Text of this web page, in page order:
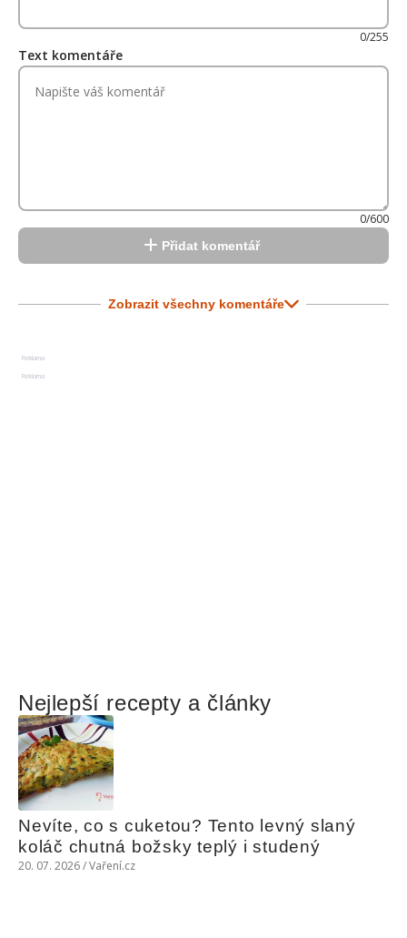
0/255
Text komentáře
0/600
Přidat komentář
Zobrazit všechny komentáře
Reklama
Reklama
Nejlepší recepty a články
Nevíte, co s cuketou? Tento levný slaný
koláč chutná božsky teplý i studený
20. 07. 2026 / Vaření.cz